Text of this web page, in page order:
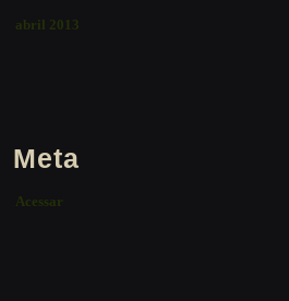
abril 2013
Meta
Acessar